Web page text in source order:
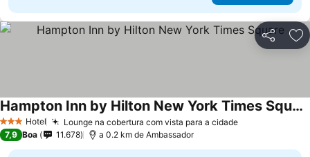
Partilhar
3 EstrelasHotel Lounge na cobertura com vista para a cidade
Hampton Inn by Hilton New York Times Square
7,9 Boa 11.678 a 0.2 km de Ambassador